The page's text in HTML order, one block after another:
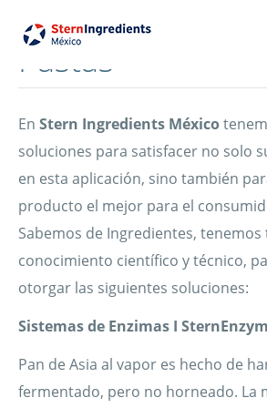
Pastas
En Stern Ingredients México
soluciones para satisfacer no solo
en esta aplicación, sino también
producto el mejor para el
Sabemos de Ingredientes, tenemos
conocimiento científico y técnico,
otorgar las siguientes soluciones:
Sistemas de Enzimas I SternEnzym
Pan de Asia al vapor es hecho de
fermentado, pero no horneado. La